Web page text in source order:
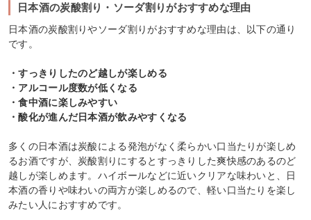
日本酒の炭酸割り・ソーダ割りがおすすめな理由
日本酒の炭酸割りやソーダ割りがおすすめな理由は、以下の通り
です。
・すっきりしたのど越しが楽しめる
・アルコール度数が低くなる
・食中酒に楽しみやすい
・酸化が進んだ日本酒が飲みやすくなる
多くの日本酒は炭酸による発泡がなく柔らかい口当たりが楽しめ
るお酒ですが、炭酸割りにするとすっきりした爽快感のあるのど
越しが楽しめます。ハイボールなどに近いクリアな味わいと、日
本酒の香りや味わいの両方が楽しめるので、軽い口当たりを楽し
みたい人におすすめです。